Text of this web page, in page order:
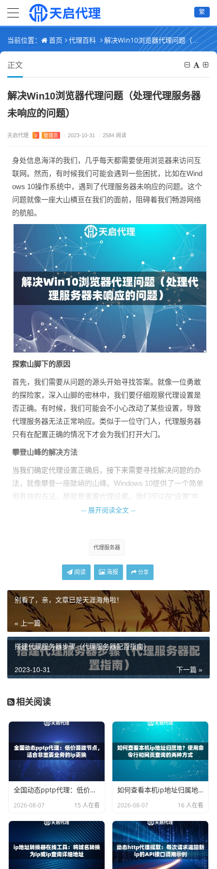
繁
当前位置： 首页 代理百科 解决Win10浏览器代理问题（处理代理服务器未响应的问题）
正文
解决Win10浏览器代理问题（处理代理服务器
未响应的问题）
天启代理 V 管理员 / 2023-10-31 / 2584 阅读
身处信息海洋的我们，几乎每天都需要使用浏览器来访问互
联网。然而，有时候我们可能会遇到一些困扰，比如在Wind
ows 10操作系统中，遇到了代理服务器未响应的问题。这个
问题就像一座大山横亘在我们的面前，阻碍着我们畅游网络
的航船。
探索山脚下的原因
首先，我们需要从问题的源头开始寻找答案。就像一位勇敢
的探险家，深入山脚的密林中，我们要仔细观察代理设置是
否正确。有时候，我们可能会不小心改动了某些设置，导致
代理服务器无法正常响应。类似于一位守门人，代理服务器
只有在配置正确的情况下才会为我们打开大门。
攀登山峰的解决方法
当我们确定代理设置正确后，接下来需要寻找解决问题的办
法，就像攀登一座陡峭的山峰。Windows 10提供了一个简单
但有效的方法，那就是重置代理设置。我们可以在“设置”中
的网络和Internet设置中找到代理选项，并点击“重置”按钮。
攀登那座陡峭的山峰一样。这时，我们可以尝试其他的办法
址。我们可以通过使用其他可靠的代理服务器地址来代替当
前无响应的地址，如同选择一条新的小路，绕过阻碍我们前
进的障碍。
抵达山巅的成功之道
最后，我们终于抵达了山巅，成功解决了Win10浏览器代理
问题。此时，我们可以看到广袤的网络世界在我们脚下展
他可靠的代理服务器地址，我们再次拥有了自由畅游网络的
总之，解决Win10浏览器代理问题并不是一座难以逾越的山
峰，只要我们能够仔细观察代理设置、重置代理、更改代理
服务器地址等一系列有力措施，就能够轻松解决问题。让我
们放下疑虑和困惑，勇攀高峰，重新获得畅游网络的快乐。
-- 展开阅读全文 --
代理服务器
阅读 海报 分享
别看了，亲，文章已是天涯海角啦！
« 上一篇
搭建代理服务器步骤（代理服务器配置指南）
下一篇 »
2023-10-31
相关阅读
全国动态pptp代理：低价混拨节点，适合非重要业务的ip更换
2026-08-07 15 人在看
如何查看本机ip地址归属地？使用命令行和网页查询的两种方式
2026-08-07 16 人在看